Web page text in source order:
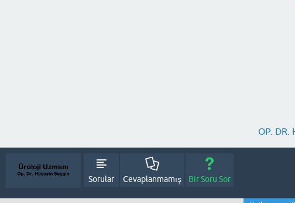
OP. DR.
Sorular Cevaplanmamış Bir Soru Sor